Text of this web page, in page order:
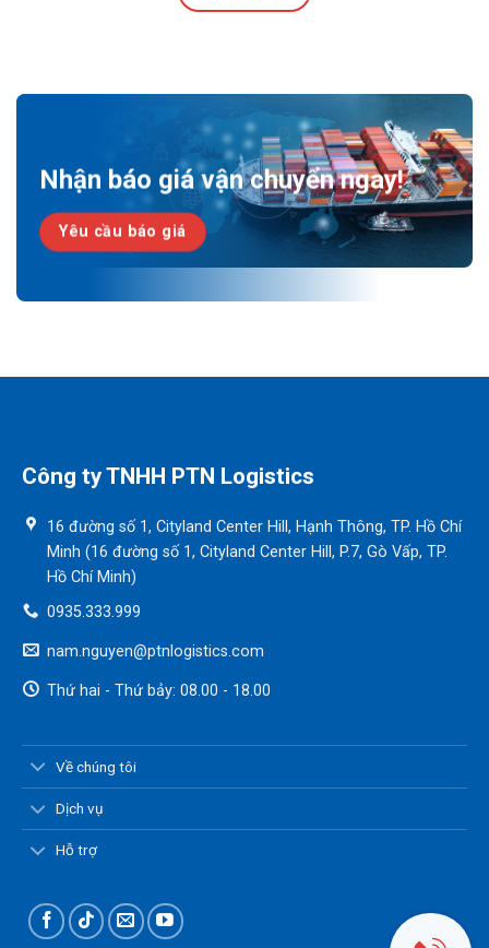
Nhận báo giá vận chuyển ngay!
Yêu cầu báo giá
Công ty TNHH PTN Logistics
16 đường số 1, Cityland Center Hill, Hạnh Thông, TP. Hồ Chí
Minh (16 đường số 1, Cityland Center Hill, P.7, Gò Vấp, TP.
Hồ Chí Minh)
0935.333.999
nam.nguyen@ptnlogistics.com
Thứ hai - Thứ bảy: 08.00 - 18.00
Về chúng tôi
Dịch vụ
Hỗ trợ